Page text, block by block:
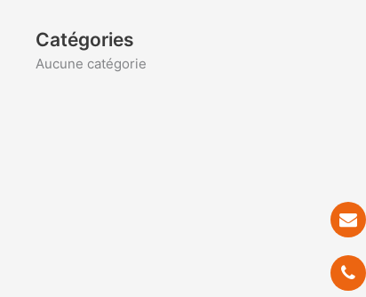
Catégories
Aucune catégorie